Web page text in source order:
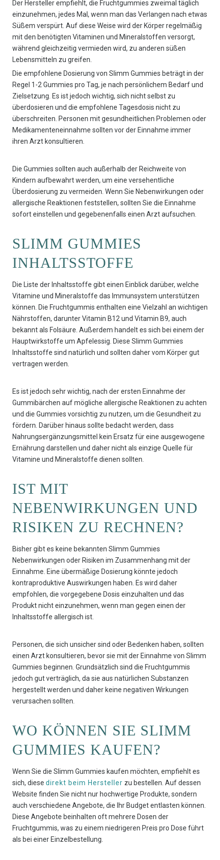
Der Hersteller empfiehlt, die Fruchtgummies zweimal täglich
einzunehmen, jedes Mal, wenn man das Verlangen nach etwas
Süßem verspürt. Auf diese Weise wird der Körper regelmäßig
mit den benötigten Vitaminen und Mineralstoffen versorgt,
während gleichzeitig vermieden wird, zu anderen süßen
Lebensmitteln zu greifen.
Die empfohlene Dosierung von Slimm Gummies beträgt in der
Regel 1-2 Gummies pro Tag, je nach persönlichem Bedarf und
Zielsetzung. Es ist jedoch wichtig, sich nicht selbst zu
überdosieren und die empfohlene Tagesdosis nicht zu
überschreiten. Personen mit gesundheitlichen Problemen oder
Medikamenteneinnahme sollten vor der Einnahme immer
ihren Arzt konsultieren.
Die Gummies sollten auch außerhalb der Reichweite von
Kindern aufbewahrt werden, um eine versehentliche
Überdosierung zu vermeiden. Wenn Sie Nebenwirkungen oder
allergische Reaktionen feststellen, sollten Sie die Einnahme
sofort einstellen und gegebenenfalls einen Arzt aufsuchen.
SLIMM GUMMIES
INHALTSSTOFFE
Die Liste der Inhaltsstoffe gibt einen Einblick darüber, welche
Vitamine und Mineralstoffe das Immunsystem unterstützen
können. Die Fruchtgummis enthalten eine Vielzahl an wichtigen
Nährstoffen, darunter Vitamin B12 und Vitamin B9, auch
bekannt als Folsäure. Außerdem handelt es sich bei einem der
Hauptwirkstoffe um Apfelessig. Diese Slimm Gummies
Inhaltsstoffe sind natürlich und sollten daher vom Körper gut
vertragen werden.
Es ist jedoch sehr wichtig, nach der ersten Einnahme der
Gummibärchen auf mögliche allergische Reaktionen zu achten
und die Gummies vorsichtig zu nutzen, um die Gesundheit zu
fördern. Darüber hinaus sollte bedacht werden, dass
Nahrungsergänzungsmittel kein Ersatz für eine ausgewogene
Ernährung darstellen und daher nicht als einzige Quelle für
Vitamine und Mineralstoffe dienen sollten.
IST MIT
NEBENWIRKUNGEN UND
RISIKEN ZU RECHNEN?
Bisher gibt es keine bekannten Slimm Gummies
Nebenwirkungen oder Risiken im Zusammenhang mit der
Einnahme. Eine übermäßige Dosierung könnte jedoch
kontraproduktive Auswirkungen haben. Es wird daher
empfohlen, die vorgegebene Dosis einzuhalten und das
Produkt nicht einzunehmen, wenn man gegen einen der
Inhaltsstoffe allergisch ist.
Personen, die sich unsicher sind oder Bedenken haben, sollten
einen Arzt konsultieren, bevor sie mit der Einnahme von Slimm
Gummies beginnen. Grundsätzlich sind die Fruchtgummis
jedoch gut verträglich, da sie aus natürlichen Substanzen
hergestellt werden und daher keine negativen Wirkungen
verursachen sollten.
WO KÖNNEN SIE SLIMM
GUMMIES KAUFEN?
Wenn Sie die Slimm Gummies kaufen möchten, empfiehlt es
sich, diese direkt beim Hersteller zu bestellen. Auf dessen
Website finden Sie nicht nur hochwertige Produkte, sondern
auch verschiedene Angebote, die Ihr Budget entlasten können.
Diese Angebote beinhalten oft mehrere Dosen der
Fruchtgummis, was zu einem niedrigeren Preis pro Dose führt
als bei einer Einzelbestellung.